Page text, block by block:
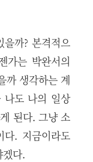
까? 본격적으
가는 박완서의
까 생각하는 계
나도 나의 일상
된다. 그냥 소
. 지금이라도
다.